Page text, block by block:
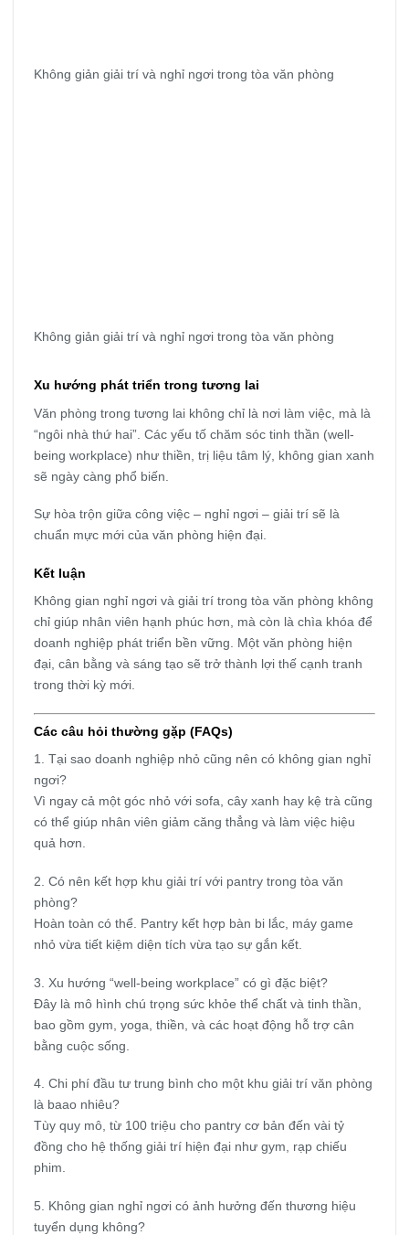
Không giản giải trí và nghỉ ngơi trong tòa văn phòng
Không giản giải trí và nghỉ ngơi trong tòa văn phòng
Xu hướng phát triển trong tương lai
Văn phòng trong tương lai không chỉ là nơi làm việc, mà là
“ngôi nhà thứ hai”. Các yếu tố chăm sóc tinh thần (well-
being workplace) như thiền, trị liệu tâm lý, không gian xanh
sẽ ngày càng phổ biến.
Sự hòa trộn giữa công việc – nghỉ ngơi – giải trí sẽ là
chuẩn mực mới của văn phòng hiện đại.
Kết luận
Không gian nghỉ ngơi và giải trí trong tòa văn phòng không
chỉ giúp nhân viên hạnh phúc hơn, mà còn là chìa khóa để
doanh nghiệp phát triển bền vững. Một văn phòng hiện
đại, cân bằng và sáng tạo sẽ trở thành lợi thế cạnh tranh
trong thời kỳ mới.
Các câu hỏi thường gặp (FAQs)
1. Tại sao doanh nghiệp nhỏ cũng nên có không gian nghỉ
ngơi?
Vì ngay cả một góc nhỏ với sofa, cây xanh hay kệ trà cũng
có thể giúp nhân viên giảm căng thẳng và làm việc hiệu
quả hơn.
2. Có nên kết hợp khu giải trí với pantry trong tòa văn
phòng?
Hoàn toàn có thể. Pantry kết hợp bàn bi lắc, máy game
nhỏ vừa tiết kiệm diện tích vừa tạo sự gắn kết.
3. Xu hướng “well-being workplace” có gì đặc biệt?
Đây là mô hình chú trọng sức khỏe thể chất và tinh thần,
bao gồm gym, yoga, thiền, và các hoạt động hỗ trợ cân
bằng cuộc sống.
4. Chi phí đầu tư trung bình cho một khu giải trí văn phòng
là baao nhiêu?
Tùy quy mô, từ 100 triệu cho pantry cơ bản đến vài tỷ
đồng cho hệ thống giải trí hiện đại như gym, rạp chiếu
phim.
5. Không gian nghỉ ngơi có ảnh hưởng đến thương hiệu
tuyển dụng không?